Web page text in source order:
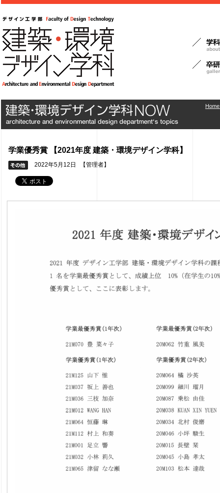
Home
学業優秀賞 【2021年度 建築・環境デザイン学科】
2022年5月12日 【管理者】